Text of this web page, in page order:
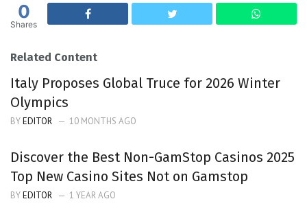
0
Shares
Related Content
Italy Proposes Global Truce for 2026 Winter
Olympics
BYEDITOR 10 MONTHS AGO
Discover the Best Non-GamStop Casinos 2025
Top New Casino Sites Not on Gamstop
BYEDITOR 1 YEAR AGO